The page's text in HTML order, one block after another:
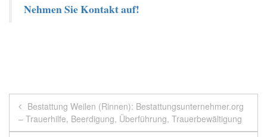
Nehmen Sie Kontakt auf!
Beitragsnavigation
Bestattung Weilen (Rinnen): Bestattungsunternehmer.org
– Trauerhilfe, Beerdigung, Überführung, Trauerbewältigung